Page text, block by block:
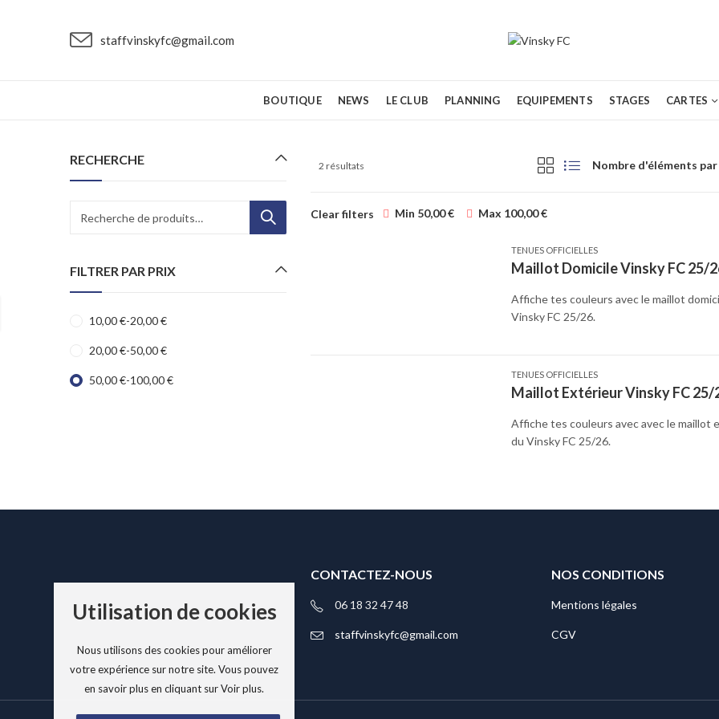
staffvinskyfc@gmail.com
BOUTIQUE NEWS LE CLUB PLANNING EQUIPEMENTS STAGES CARTES
2 résultats Nombre d'éléments par
Clear filters Min 50,00€ Max 100,00€
TENUES OFFICIELLES
Maillot Domicile Vinsky FC 25/
Affiche tes couleurs avec le maillot
Vinsky FC 25/26.
TENUES OFFICIELLES
Maillot Extérieur Vinsky FC 25/
Affiche tes couleurs avec avec le maillot
du Vinsky FC 25/26.
RECHERCHE
pour :
FILTRER PAR PRIX
10,00€-20,00€
20,00€-50,00€
50,00€-100,00€
CONTACTEZ-NOUS
06 18 32 47 48
staffvinskyfc@gmail.com
NOS CONDITIONS
Mentions légales
CGV
Utilisation de cookies
Nous utilisons des cookies pour améliorer
votre expérience sur notre site. Vous pouvez
en savoir plus en cliquant sur Voir plus.